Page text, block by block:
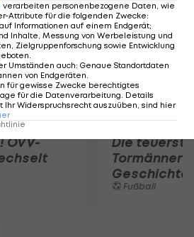
ÖVV-
Die
Tormänner
Geschichte
Fußball
verarbeiten personenbezogene Daten, wie
Attribute für die folgenden Zwecke:
Informationen auf einem Endgerät;
Inhalte, Messung von Werbeleistung und
Zielgruppenforschung sowie Entwicklung
.
Umständen auch: Genaue Standortdaten
von Endgeräten.
für gewisse Zwecke berechtigtes
für die Datenverarbeitung. Details
Ihr Widerspruchsrecht auszuüben, sind hier